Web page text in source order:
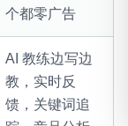
个都零广告
AI 教练边写边
教，实时反
馈，关键词追